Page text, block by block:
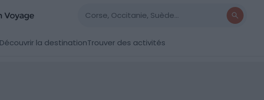
Découvrir la destinationTrouver des activités